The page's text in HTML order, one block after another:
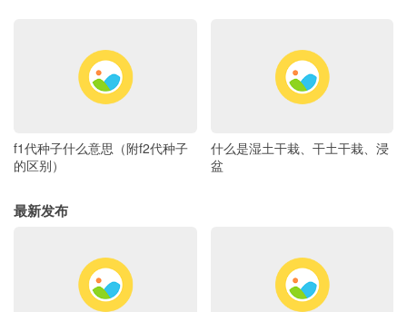
f1代种子什么意思（附f2代种子
的区别）
什么是湿土干栽、干土干栽、浸
盆
最新发布